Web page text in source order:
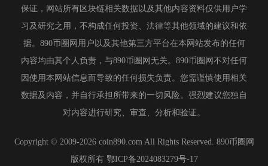
保证，网站所有区块链相关数据以及其他内容资料仅供用户学
习及研究之用，不构成任何投资、法律等其他领域的建议和依
据。890币圈网用户以及其他第三方平台在本网站发布的任何
内容均由其个人负责，与890币圈网无关。890币圈网不对任何
因使用本网站信息而导致的任何损失负责。您需谨慎使用相关
数据及内容，并自行承担所带来的一切风险。强烈建议您独自
对内容进行研究、审查、分析和验证。
Copyright © 2009-2026 coin890.com All Rights Reserved. 890币圈网
版权所有 鄂ICP备2024083279号-17